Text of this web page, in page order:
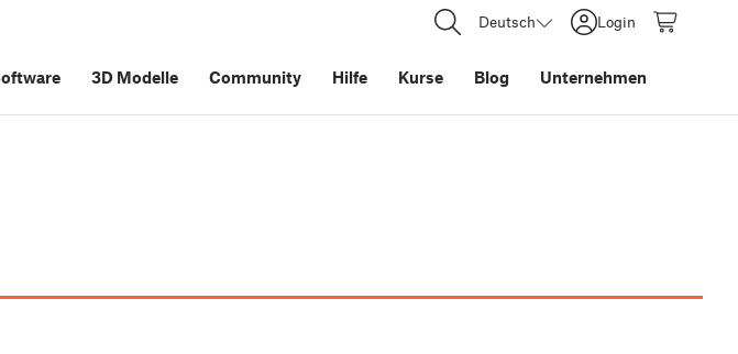
Deutsch Login
3D Modelle Community Hilfe Kurse Blog Unternehmen